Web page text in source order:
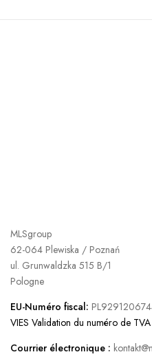
MLSgroup
62-064 Plewiska / Poznań
ul. Grunwaldzka 515 B/1
Pologne
EU-Numéro fiscal:
VIES Validation du numéro de TVA
Courrier électronique :